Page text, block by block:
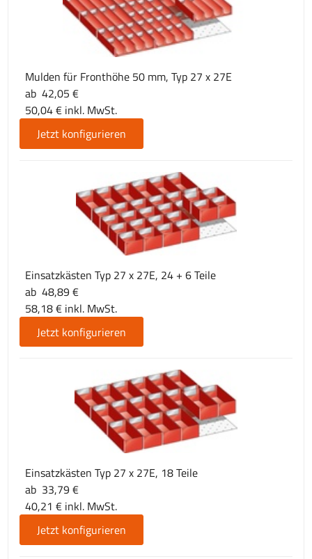
Mulden für Fronthöhe 50 mm, Typ 27 x 27E
ab 42,05 €
50,04 € inkl. MwSt.
Jetzt konfigurieren
Einsatzkästen Typ 27 x 27E, 24 + 6 Teile
ab 48,89 €
58,18 € inkl. MwSt.
Jetzt konfigurieren
Einsatzkästen Typ 27 x 27E, 18 Teile
ab 33,79 €
40,21 € inkl. MwSt.
Jetzt konfigurieren